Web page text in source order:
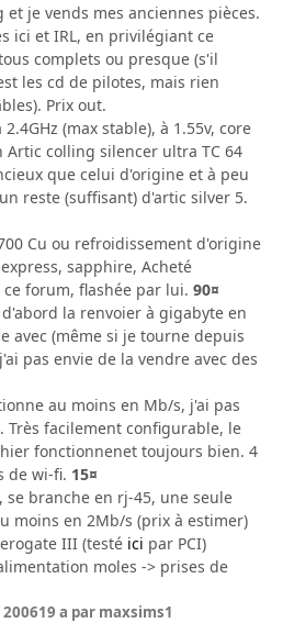
et je vends mes anciennes pièces.
ici et IRL, en privilégiant ce
complets ou presque (s'il
les cd de pilotes, mais rien
Prix out.
(max stable), à 1.55v, core
Artic colling silencer ultra TC 64
que celui d'origine et à peu
reste (suffisant) d'artic silver 5.
Cu ou refroidissement d'origine
sapphire, Acheté
forum, flashée par lui. 90¤
la renvoier à gigabyte en
avec (même si je tourne depuis
pas envie de la vendre avec des
au moins en Mb/s, j'ai pas
Très facilement configurable, le
fonctionnenet toujours bien. 4
de wi-fi. 15¤
branche en rj-45, une seule
moins en 2Mb/s (prix à estimer)
III (testé ici par PCI)
moles -> prises de
19 a par maxsims1